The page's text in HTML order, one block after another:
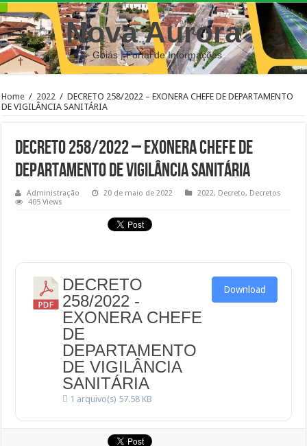
Nova Aurora
– Goiás | Portal de Informações
Home / 2022 / DECRETO 258/2022 – EXONERA CHEFE DE DEPARTAMENTO
DE VIGILÂNCIA SANITÁRIA
DECRETO 258/2022 – EXONERA CHEFE DE
DEPARTAMENTO DE VIGILÂNCIA SANITÁRIA
Administração 20 de maio de 2022 2022, Decreto, Decretos
405 Views
DECRETO
258/2022 -
EXONERA CHEFE
DE
DEPARTAMENTO
DE VIGILÂNCIA
SANITÁRIA
1 arquivo(s) 57.58 KB
Download